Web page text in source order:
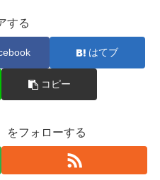
する
はてブ
コピー
をフォローする